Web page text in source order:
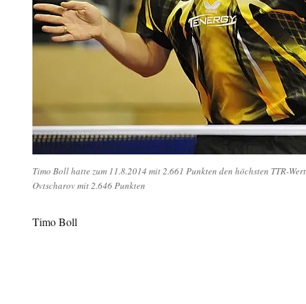
Timo Boll hatte zum 11.8.2014 mit 2.661 Punkten den höchsten TTR-
Ovtscharov mit 2.646 Punkten
Timo Boll